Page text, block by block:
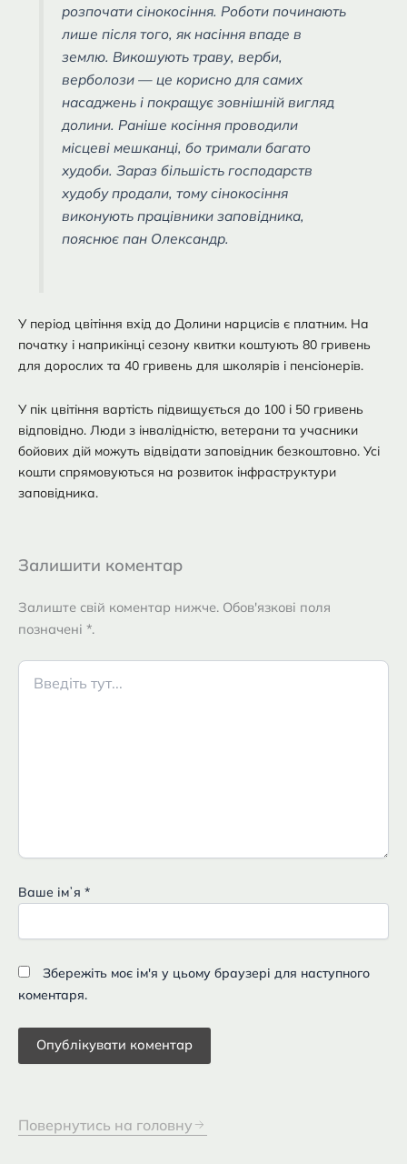
розпочати сінокосіння. Роботи починають
лише після того, як насіння впаде в
землю. Викошують траву, верби,
верболози — це корисно для самих
насаджень і покращує зовнішній вигляд
долини. Раніше косіння проводили
місцеві мешканці, бо тримали багато
худоби. Зараз більшість господарств
худобу продали, тому сінокосіння
виконують працівники заповідника,
пояснює пан Олександр.
У період цвітіння вхід до Долини нарцисів є платним. На
початку і наприкінці сезону квитки коштують 80 гривень
для дорослих та 40 гривень для школярів і пенсіонерів.
У пік цвітіння вартість підвищується до 100 і 50 гривень
відповідно. Люди з інвалідністю, ветерани та учасники
бойових дій можуть відвідати заповідник безкоштовно. Усі
кошти спрямовуються на розвиток інфраструктури
заповідника.
Залишити коментар
Залиште свій коментар нижче. Обов'язкові поля
позначені *.
Введіть
тут...
Ваше імʼя *
Збережіть моє ім'я у цьому браузері для наступного
коментаря.
Повернутись на головну